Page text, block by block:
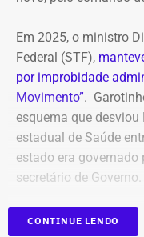
Em 2025, o ministro
Federal (STF),
por improbidade
Movimento”.
esquema que desviou
estadual de Saúde
estado era governado
secretário de Governo.
Com isso, a sentença
CONTINUE LENDO